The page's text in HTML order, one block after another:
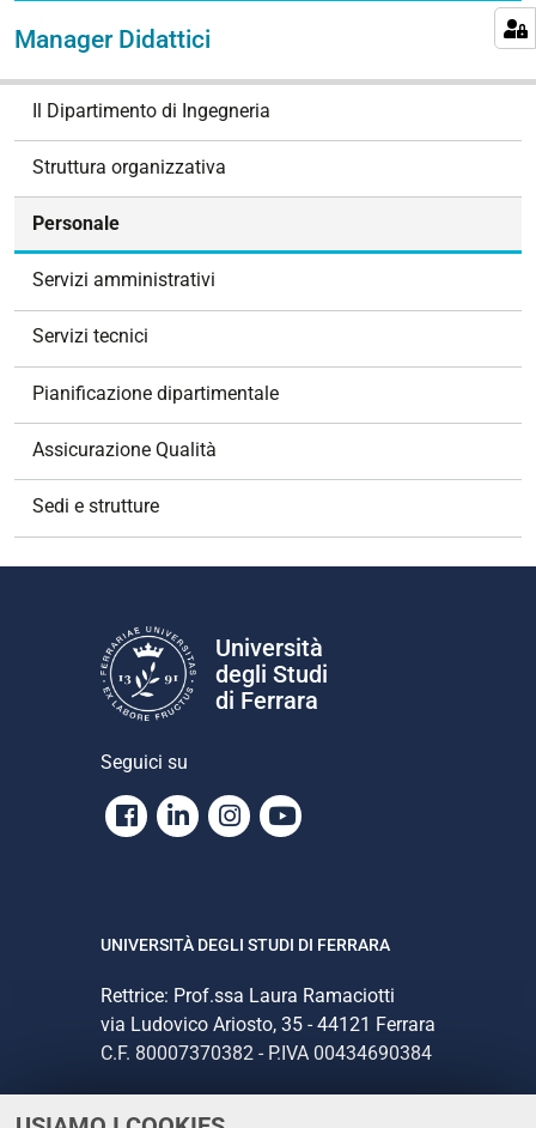
Manager Didattici
Il Dipartimento di Ingegneria
Struttura organizzativa
Personale
Servizi amministrativi
Servizi tecnici
Pianificazione dipartimentale
Assicurazione Qualità
Sedi e strutture
Università
degli Studi
di Ferrara
Seguici su
Facebook
LinkedinInstagram
Youtube
UNIVERSITÀ DEGLI STUDI DI FERRARA
Rettrice: Prof.ssa Laura Ramaciotti
via Ludovico Ariosto, 35 - 44121 Ferrara
C.F. 80007370382 - P.IVA 00434690384
CONTATTI